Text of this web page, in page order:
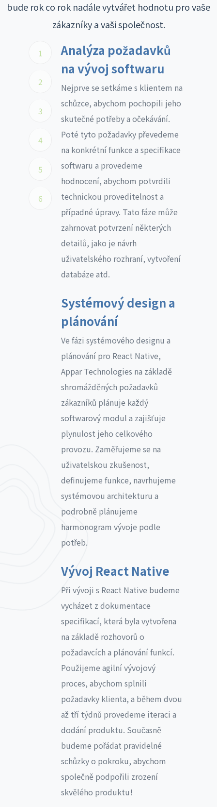
bude rok co rok nadále vytvářet hodnotu pro vaše
zákazníky a vaši společnost.
1
2
3
4
5
6
Analýza požadavků
na vývoj softwaru
Nejprve se setkáme s klientem na
schůzce, abychom pochopili jeho
skutečné potřeby a očekávání.
Poté tyto požadavky převedeme
na konkrétní funkce a specifikace
softwaru a provedeme
hodnocení, abychom potvrdili
technickou proveditelnost a
případné úpravy. Tato fáze může
zahrnovat potvrzení některých
detailů, jako je návrh
uživatelského rozhraní, vytvoření
databáze atd.
Systémový design a
plánování
Ve fázi systémového designu a
plánování pro React Native,
Appar Technologies na základě
shromážděných požadavků
zákazníků plánuje každý
softwarový modul a zajišťuje
plynulost jeho celkového
provozu. Zaměřujeme se na
uživatelskou zkušenost,
definujeme funkce, navrhujeme
systémovou architekturu a
podrobně plánujeme
harmonogram vývoje podle
potřeb.
Vývoj React Native
Při vývoji s React Native budeme
vycházet z dokumentace
specifikací, která byla vytvořena
na základě rozhovorů o
požadavcích a plánování funkcí.
Použijeme agilní vývojový
proces, abychom splnili
požadavky klienta, a během dvou
až tří týdnů provedeme iteraci a
dodání produktu. Současně
budeme pořádat pravidelné
schůzky o pokroku, abychom
společně podpořili zrození
skvělého produktu!